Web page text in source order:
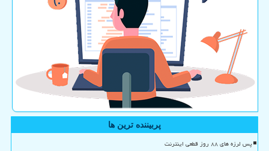
پربیننده ترین ها
پس لرزه های ۸۸ روز قطعی اینترنت